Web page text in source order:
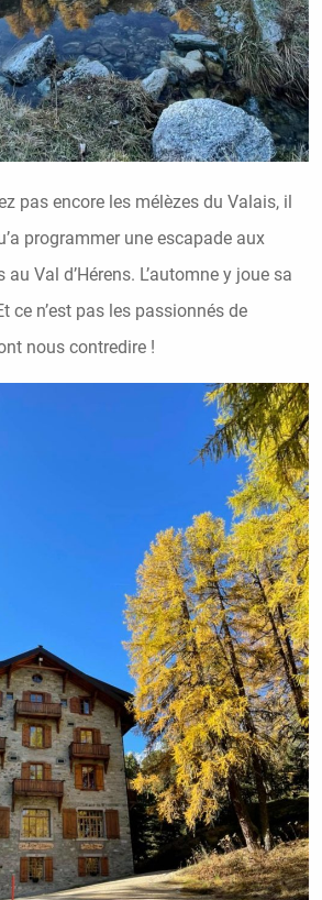
pas encore les mélèzes du Valais, il
programmer une escapade aux
Val d’Hérens. L’automne y joue sa
ce n’est pas les passionnés de
nous contredire !